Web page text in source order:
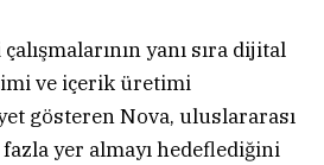
yanı sıra dijital
ve içerik üretimi
gösteren Nova, uluslararası
yer almayı hedeflediğini